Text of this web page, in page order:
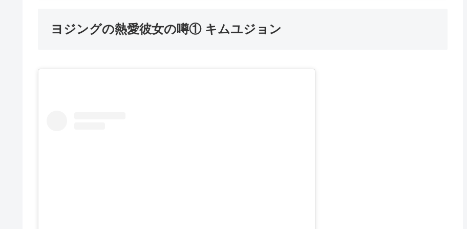
ヨジングの熱愛彼女の噂① キムユジョン